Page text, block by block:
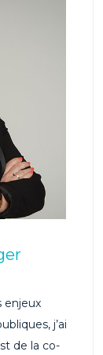
enjeux
j’ai
de la co-